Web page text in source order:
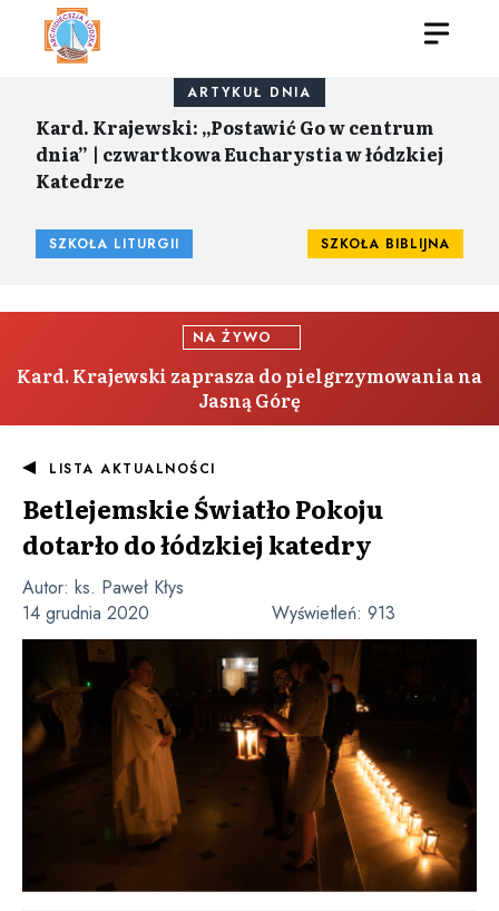
ARTYKUŁ DNIA
Kard. Krajewski: „Postawić Go w centrum
dnia” | czwartkowa Eucharystia w łódzkiej
Katedrze
SZKOŁA LITURGII SZKOŁA BIBLIJNA
NA ŻYWO
Kard. Krajewski zaprasza do pielgrzymowania na
Jasną Górę
LISTA AKTUALNOŚCI
Betlejemskie Światło Pokoju
dotarło do łódzkiej katedry
Autor: ks. Paweł Kłys
14 grudnia 2020
Wyświetleń: 913